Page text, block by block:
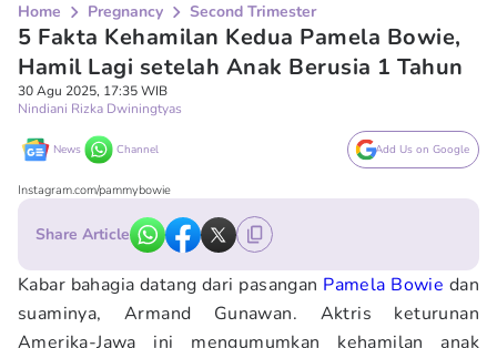
Home Pregnancy Second Trimester
5 Fakta Kehamilan Kedua Pamela Bowie,
Hamil Lagi setelah Anak Berusia 1 Tahun
30 Agu 2025, 17:35 WIB
Nindiani Rizka Dwiningtyas
News Channel Add Us on Google
Instagram.com/pammybowie
Share Article
Kabar bahagia datang dari pasangan Pamela Bowie dan
suaminya, Armand Gunawan. Aktris keturunan
Amerika-Jawa ini mengumumkan kehamilan anak